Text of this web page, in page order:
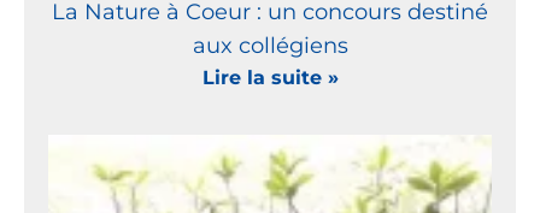
La Nature à Coeur : un concours destiné
aux collégiens
Lire la suite »